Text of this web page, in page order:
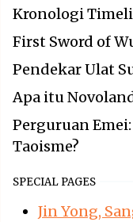
Kronologi
First Sword of
Pendekar Ulat
Apa itu
Perguruan
Taoisme?
SPECIAL PAGES
Jin Yong,